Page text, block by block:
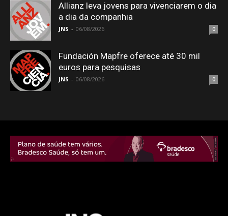
Allianz leva jovens para vivenciarem o dia
a dia da companhia
JNS - 06/08/2026 0
Fundación Mapfre oferece até 30 mil
euros para pesquisas
JNS - 06/08/2026 0